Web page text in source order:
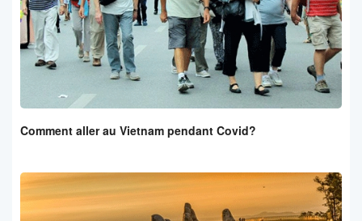
Comment aller au Vietnam pendant Covid?